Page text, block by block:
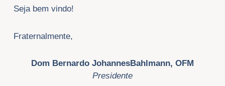
Seja bem vindo!
Fraternalmente,
Dom Bernardo JohannesBahlmann, OFM
Presidente